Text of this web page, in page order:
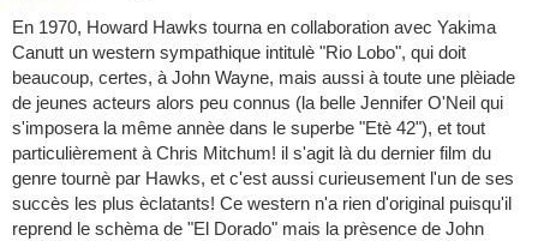
En 1970, Howard Hawks tourna en collaboration avec Yakima
Canutt un western sympathique intitulè "Rio Lobo", qui doit
beaucoup, certes, à John Wayne, mais aussi à toute une plèiade
de jeunes acteurs alors peu connus (la belle Jennifer O'Neil qui
s'imposera la même annèe dans le superbe "Etè 42"), et tout
particulièrement à Chris Mitchum! il s'agit là du dernier film du
genre tournè par Hawks, et c'est aussi curieusement l'un de ses
succès les plus èclatants! Ce western n'a rien d'original puisqu'il
reprend le schèma de "El Dorado" mais la prèsence de John